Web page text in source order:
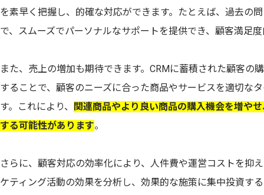
を素早く把握し、的確な対応ができます。たとえば、過去の
で、スムーズでパーソナルなサポートを提供でき、顧客満足
また、売上の増加も期待できます。CRMに蓄積された顧客の
することで、顧客のニーズに合った商品やサービスを適切な
す。これにより、
関連商品やより良い商品の購入機会を増や
する可能性があります。
さらに、顧客対応の効率化により、人件費や運営コストを抑
ケティング活動の効果を分析し、効果的な施策に集中投資す